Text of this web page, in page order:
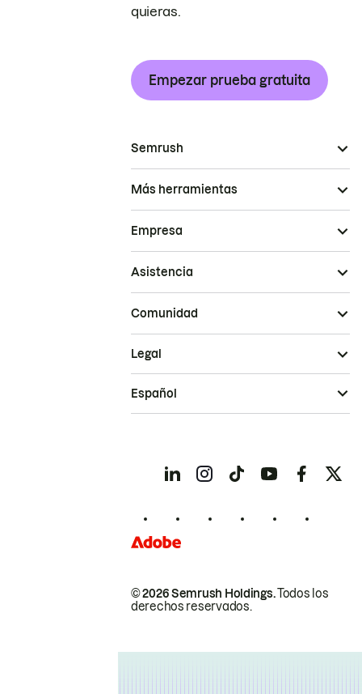
quieras.
Empezar prueba gratuita
Semrush
Más herramientas
Empresa
Asistencia
Comunidad
© 2026 Semrush Holdings.Todos los
derechos reservados.
Legal
Español